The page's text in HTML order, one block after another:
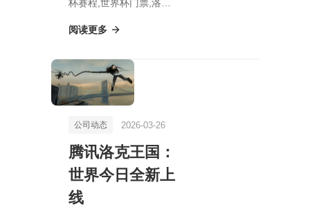
杯赛程,世界杯门票,洛克
阅读更多
公司动态 2026-03-26
腾讯洛克王国：
世界今日全新上
线